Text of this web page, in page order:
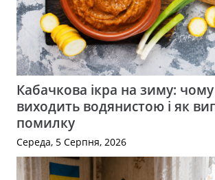
Кабачкова ікра на зиму:
виходить водянистою і як
помилку
Середа, 5 Серпня, 2026